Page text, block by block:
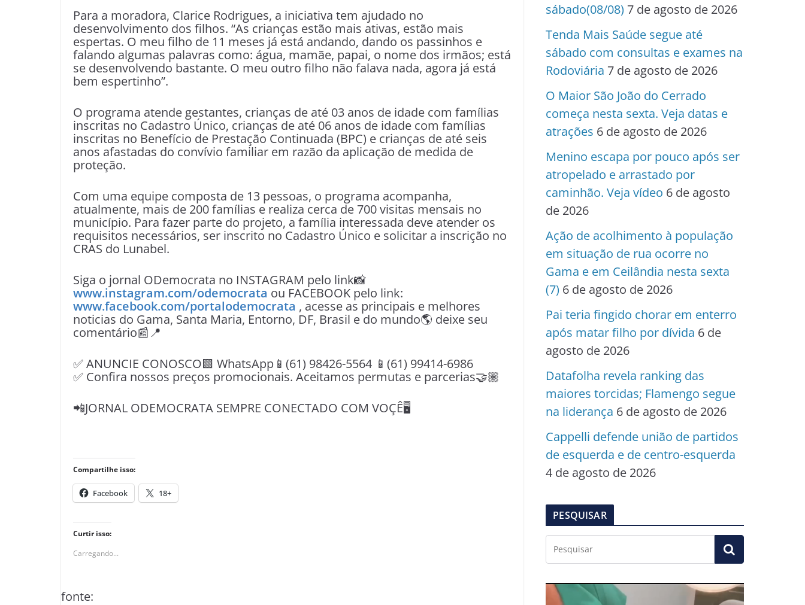
Para a moradora, Clarice Rodrigues, a iniciativa tem ajudado no
desenvolvimento dos filhos. “As crianças estão mais ativas, estão mais
espertas. O meu filho de 11 meses já está andando, dando os passinhos e
falando algumas palavras como: água, mamãe, papai, o nome dos irmãos; está
se desenvolvendo bastante. O meu outro filho não falava nada, agora já está
bem espertinho”.
O programa atende gestantes, crianças de até 03 anos de idade com famílias
inscritas no Cadastro Único, crianças de até 06 anos de idade com famílias
inscritas no Benefício de Prestação Continuada (BPC) e crianças de até seis
anos afastadas do convívio familiar em razão da aplicação de medida de
proteção.
Com uma equipe composta de 13 pessoas, o programa acompanha,
atualmente, mais de 200 famílias e realiza cerca de 700 visitas mensais no
município. Para fazer parte do projeto, a família interessada deve atender os
requisitos necessários, ser inscrito no Cadastro Único e solicitar a inscrição no
CRAS do Lunabel.
Siga o jornal ODemocrata no INSTAGRAM pelo link📸
www.instagram.com/odemocrata ou FACEBOOK pelo link:
www.facebook.com/portalodemocrata , acesse as principais e melhores
noticias do Gama, Santa Maria, Entorno, DF, Brasil e do mundo🌎 deixe seu
comentário📰📍
✅ ANUNCIE CONOSCO🟩 WhatsApp📱(61) 98426-5564 📱(61) 99414-6986
✅ Confira nossos preços promocionais. Aceitamos permutas e parcerias🤝🏽
📲JORNAL ODEMOCRATA SEMPRE CONECTADO COM VOÇÊ🖥️
Compartilhe isso:
Facebook 18+
Curtir isso:
Carregando...
fonte:
sábado(08/08) 7 de agosto de 2026
Tenda Mais Saúde segue até
sábado com consultas e exames na
Rodoviária 7 de agosto de 2026
O Maior São João do Cerrado
começa nesta sexta. Veja datas e
atrações 6 de agosto de 2026
Menino escapa por pouco após ser
atropelado e arrastado por
caminhão. Veja vídeo 6 de agosto
de 2026
Ação de acolhimento à população
em situação de rua ocorre no
Gama e em Ceilândia nesta sexta
(7) 6 de agosto de 2026
Pai teria fingido chorar em enterro
após matar filho por dívida 6 de
agosto de 2026
Datafolha revela ranking das
maiores torcidas; Flamengo segue
na liderança 6 de agosto de 2026
Cappelli defende união de partidos
de esquerda e de centro-esquerda
4 de agosto de 2026
PESQUISAR